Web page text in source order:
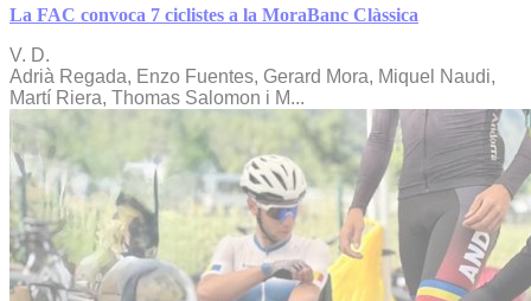
La FAC convoca 7 ciclistes a la MoraBanc Clàssica
V. D.
Adrià Regada, Enzo Fuentes, Gerard Mora, Miquel Naudi,
Martí Riera, Thomas Salomon i M...